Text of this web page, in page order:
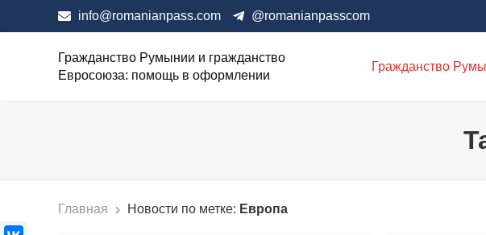
info@romanianpass.com @romanianpasscom
Гражданство Румынии и гражданство
Евросоюза: помощь в оформлении
Гражданство
Главная Новости по метке: Европа